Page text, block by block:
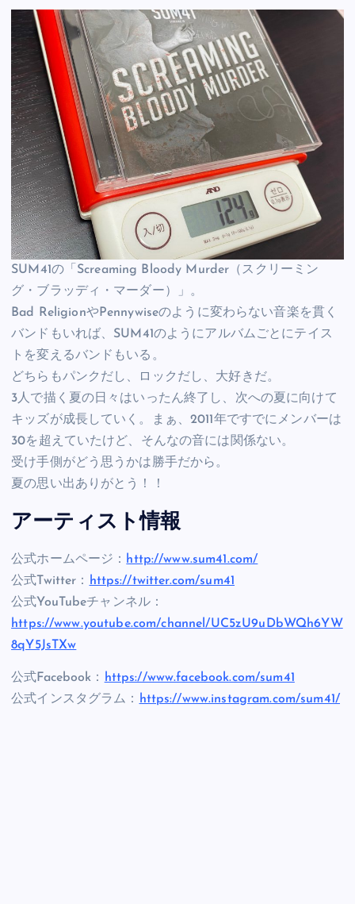
SUM41の「Screaming Bloody Murder（スクリーミン
グ・ブラッディ・マーダー）」。
Bad ReligionやPennywiseのように変わらない音楽を貫く
バンドもいれば、SUM41のようにアルバムごとにテイス
トを変えるバンドもいる。
どちらもパンクだし、ロックだし、大好きだ。
3人で描く夏の日々はいったん終了し、次への夏に向けて
キッズが成長していく。まぁ、2011年ですでにメンバーは
30を超えていたけど、そんなの音には関係ない。
受け手側がどう思うかは勝手だから。
夏の思い出ありがとう！！
アーティスト情報
公式ホームページ： http://www.sum41.com/
公式Twitter：
https://twitter.com/sum41
公式YouTubeチャンネル：
https://www.youtube.com/channel/UC5zU9uDbWQh6YW
8qY5JsTXw
公式Facebook： https://www.facebook.com/sum41
公式インスタグラム： https://www.instagram.com/sum41/